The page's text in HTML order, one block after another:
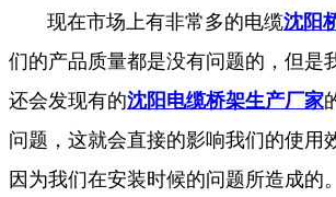
现在市场上有非常多的电缆沈阳
们的产品质量都是没有问题的，但是
还会发现有的沈阳电缆桥架生产厂家
问题，这就会直接的影响我们的使用
因为我们在安装时候的问题所造成的。